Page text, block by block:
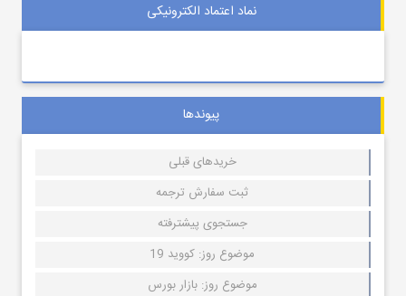
نماد اعتماد الکترونیکی
پیوندها
خریدهای قبلی
ثبت سفارش ترجمه
جستجوی پیشترفته
موضوع روز: کووید 19
موضوع روز: بازار بورس